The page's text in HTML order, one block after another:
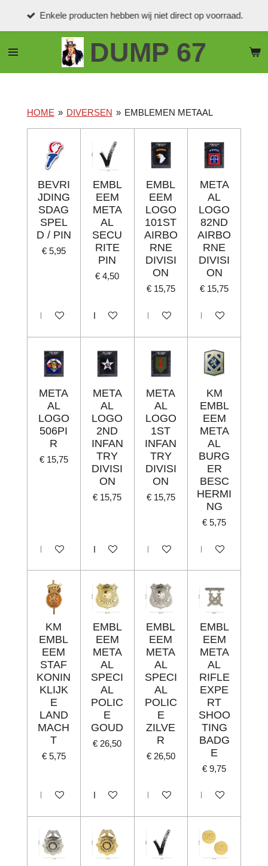
de
DUMP 67
Enkele producten hebben wij niet direct op voorraad.
HOME » DIVERSEN » EMBLEMEN METAAL
BEVRI
JDING
SDAG
SPEL
D / PIN
€ 5,95
In winkelwagen
EMBL
EEM
META
AL
SECU
RITE
PIN
€ 4,50
In winkelwagen
EMBL
EEM
LOGO
101ST
AIRBO
RNE
DIVISI
ON
€ 15,75
In winkelwagen
META
AL
LOGO
82ND
AIRBO
RNE
DIVISI
ON
€ 15,75
In winkelwagen
META
AL
LOGO
506PI
R
€ 15,75
In winkelwagen
META
AL
LOGO
2ND
INFAN
TRY
DIVISI
ON
€ 15,75
In winkelwagen
META
AL
LOGO
1ST
INFAN
TRY
DIVISI
ON
€ 15,75
In winkelwagen
KM
EMBL
EEM
META
AL
BURG
ER
BESC
HERMI
NG
€ 5,75
In winkelwagen
KM
EMBL
EEM
STAF
KONIN
KLIJK
E
LAND
MACH
T
€ 5,75
In winkelwagen
EMBL
EEM
META
AL
SPECI
AL
POLIC
E
GOUD
€ 26,50
In winkelwagen
EMBL
EEM
META
AL
SPECI
AL
POLIC
E
ZILVE
R
€ 26,50
In winkelwagen
EMBL
EEM
META
AL
RIFLE
EXPE
RT
SHOO
TING
BADG
E
€ 9,75
In winkelwagen